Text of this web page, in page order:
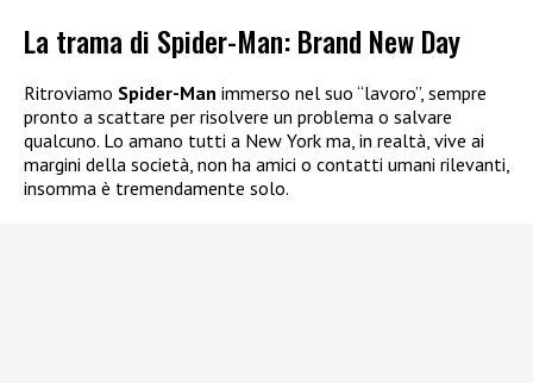
La trama di Spider-Man: Brand New Day
Ritroviamo Spider-Man immerso nel suo “lavoro”, sempre
pronto a scattare per risolvere un problema o salvare
qualcuno. Lo amano tutti a New York ma, in realtà, vive ai
margini della società, non ha amici o contatti umani rilevanti,
insomma è tremendamente solo.